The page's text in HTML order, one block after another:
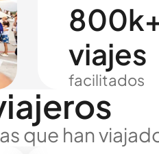
viajes
facilitados
que han